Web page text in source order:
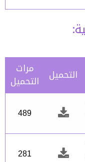
التحميل مرات
التحميل
489
281